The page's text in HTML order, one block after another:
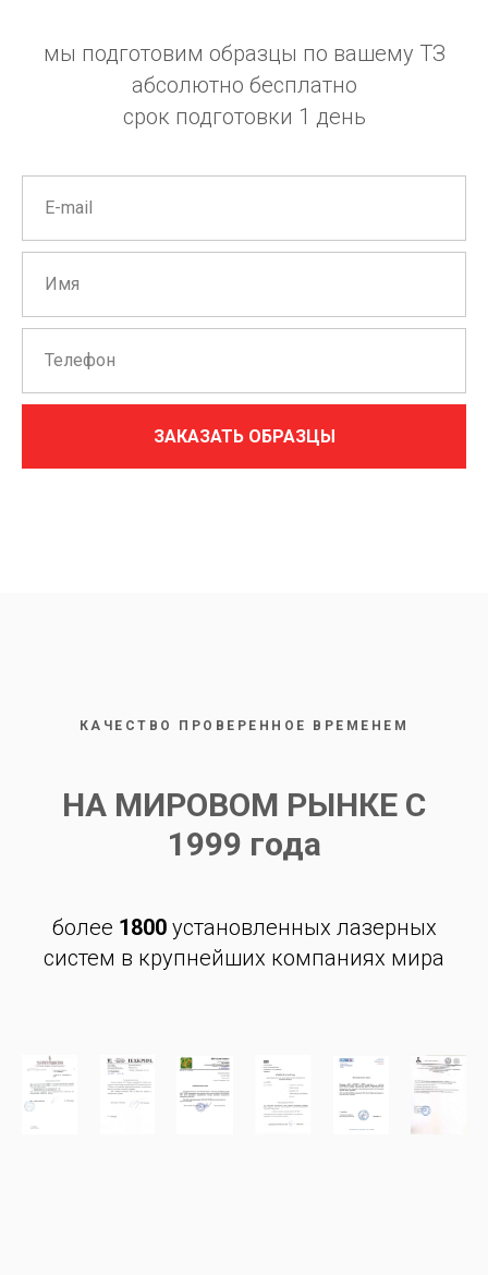
мы подготовим образцы по вашему ТЗ
абсолютно бесплатно
срок подготовки 1 день
ЗАКАЗАТЬ ОБРАЗЦЫ
КАЧЕСТВО ПРОВЕРЕННОЕ ВРЕМЕНЕМ
НА МИРОВОМ РЫНКЕ С
1999 года
более 1800установленных лазерных
систем в крупнейших компаниях мира